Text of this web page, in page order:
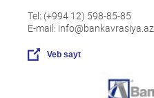
Tel: (+994 12) 598-85-85
E-mail: info@bankavrasiya.az
Veb sayt